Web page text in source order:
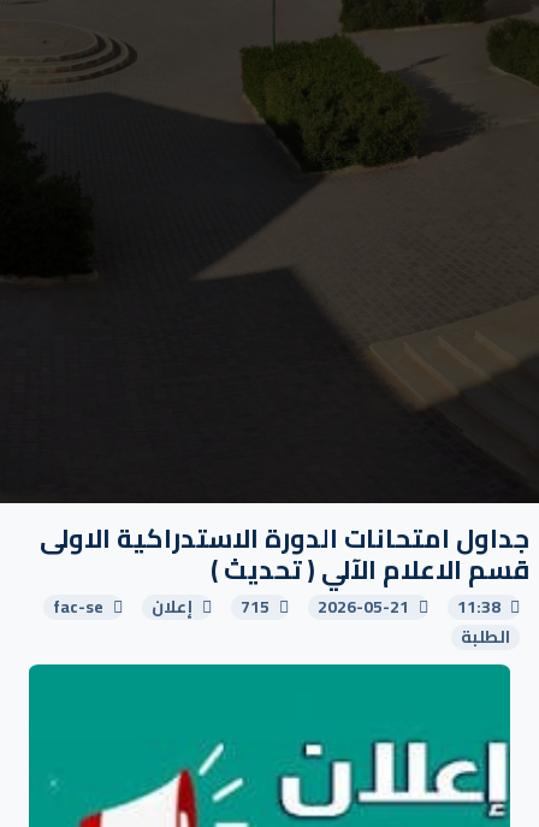
جداول امتحانات الدورة الاستدراكية الاولى
قسم الاعلام الآلي ( تحديث )
11:38
2026-05-21
715 إعلان
fac-se
الطلبة